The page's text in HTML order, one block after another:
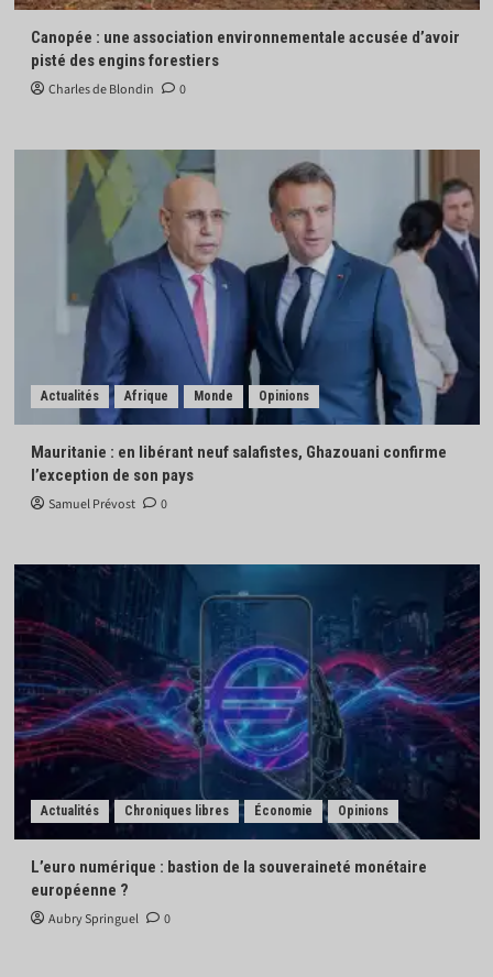
Canopée : une association environnementale accusée d’avoir
pisté des engins forestiers
Charles de Blondin 0
Actualités Afrique Monde Opinions
Mauritanie : en libérant neuf salafistes, Ghazouani confirme
l’exception de son pays
Samuel Prévost 0
Actualités Chroniques libres Économie Opinions
L’euro numérique : bastion de la souveraineté monétaire
européenne ?
Aubry Springuel 0